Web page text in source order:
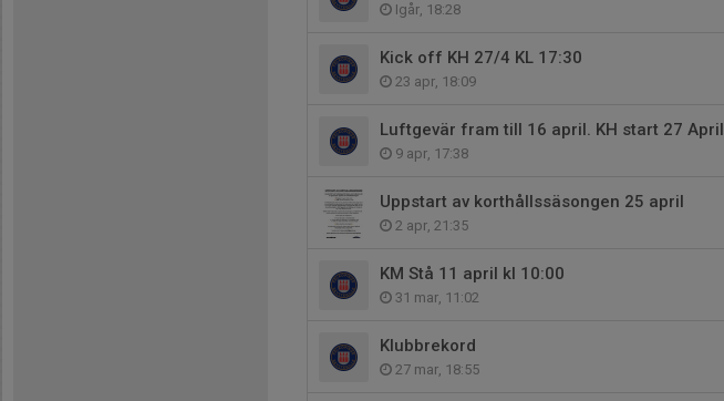
Igår, 18:28
Kick off KH 27/4 KL 17:30
23 apr, 18:09
Luftgevär fram till 16 april. KH start 27 April
9 apr, 17:38
Uppstart av korthållssäsongen 25 april
2 apr, 21:35
KM Stå 11 april kl 10:00
31 mar, 11:02
Klubbrekord
27 mar, 18:55